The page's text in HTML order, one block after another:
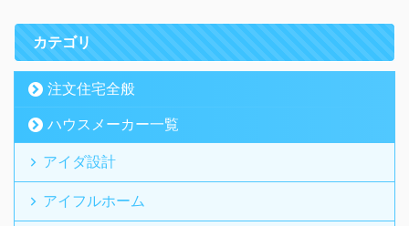
カテゴリ
注文住宅全般
ハウスメーカー一覧
アイダ設計
アイフルホーム